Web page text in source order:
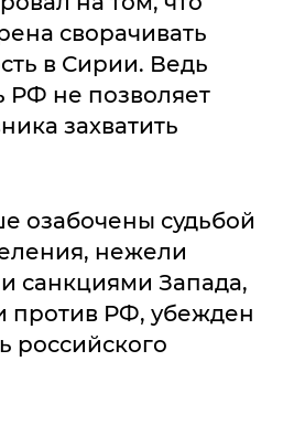
сворачивать
в Сирии. Ведь
не позволяет
захватить
озабочены судьбой
нежели
санкциями Запада,
против РФ, убежден
российского